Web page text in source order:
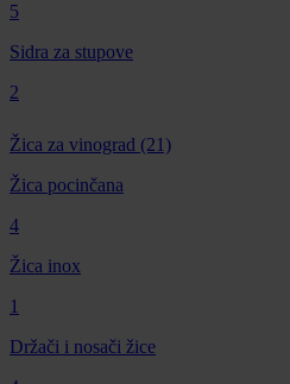
5
Sidra za stupove
2
Žica za vinograd (21)
Žica pocinčana
4
Žica inox
1
Držači i nosači žice